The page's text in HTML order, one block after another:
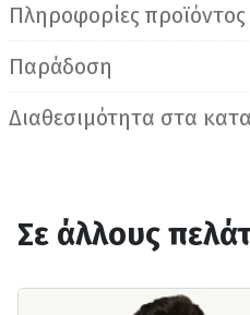
Πληροφορίες προϊόντος
Παράδοση
Διαθεσιμότητα στα
Σε άλλους